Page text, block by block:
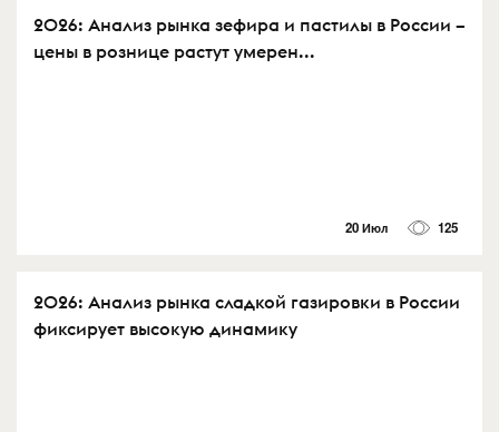
2026: Анализ рынка зефира и пастилы в России –
цены в рознице растут умерен...
20 Июл 125
2026: Анализ рынка сладкой газировки в России
фиксирует высокую динамику